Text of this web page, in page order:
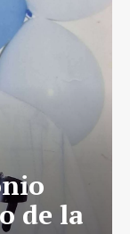
de la